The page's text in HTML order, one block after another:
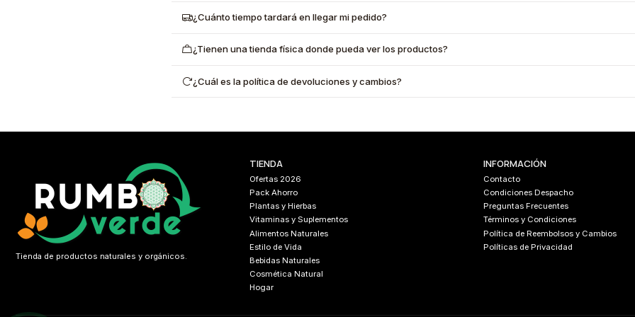
¿Cuánto tiempo tardará en llegar mi pedido?
¿Tienen una tienda física donde pueda ver los productos?
¿Cuál es la política de devoluciones y cambios?
Tienda de productos naturales y orgánicos.
TIENDA
Ofertas 2026
Pack Ahorro
Plantas y Hierbas
Vitaminas y Suplementos
Alimentos Naturales
Estilo de Vida
Bebidas Naturales
Cosmética Natural
Hogar
INFORMACIÓN
Contacto
Condiciones Despacho
Preguntas Frecuentes
Términos y Condiciones
Política de Reembolsos y Cambios
Políticas de Privacidad